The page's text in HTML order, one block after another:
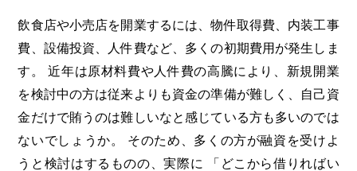
飲食店や小売店を開業するには、物件取得費、内装工事
費、設備投資、人件費など、多くの初期費用が発生しま
す。
近年は原材料費や人件費の高騰により、新規開業
を検討中の方は従来よりも資金の準備が難しく、自己資
金だけで賄うのは難しいなと感じている方も多いのでは
ないでしょうか。
そのため、多くの方が融資を受けよ
うと検討はするものの、実際に
「どこから借りればい